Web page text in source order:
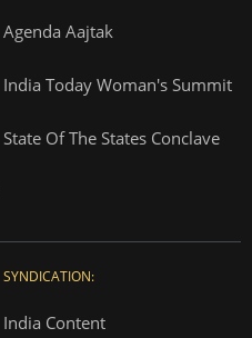
Agenda Aajtak
India Today Woman's Summit
State Of The States Conclave
SYNDICATION:
India Content